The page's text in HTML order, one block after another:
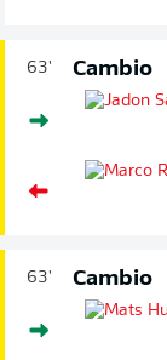
63' Cambio
63' Cambio